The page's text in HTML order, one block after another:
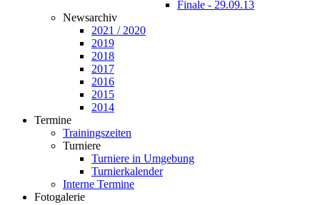
Finale - 29.09.13
Newsarchiv
2021 / 2020
2019
2018
2017
2016
2015
2014
Termine
Trainingszeiten
Turniere
Turniere in Umgebung
Turnierkalender
Interne Termine
Fotogalerie